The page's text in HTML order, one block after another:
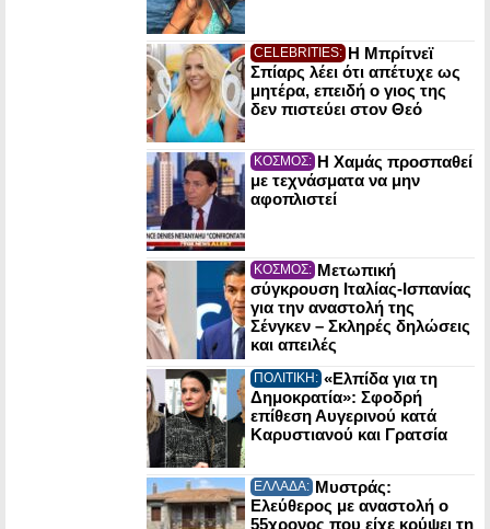
CELEBRITIES: Η Μπρίτνεϊ
Σπίαρς λέει ότι απέτυχε ως
μητέρα, επειδή ο γιος της
δεν πιστεύει στον Θεό
ΚΟΣΜΟΣ: Η Χαμάς προσπαθεί
με τεχνάσματα να μην
αφοπλιστεί
ΚΟΣΜΟΣ: Μετωπική
σύγκρουση Ιταλίας-Ισπανίας
για την αναστολή της
Σένγκεν – Σκληρές δηλώσεις
και απειλές
ΠΟΛΙΤΙΚΗ: «Ελπίδα για τη
Δημοκρατία»: Σφοδρή
επίθεση Αυγερινού κατά
Καρυστιανού και Γρατσία
ΕΛΛΑΔΑ: Μυστράς:
Ελεύθερος με αναστολή ο
55χρονος που είχε κρύψει τη